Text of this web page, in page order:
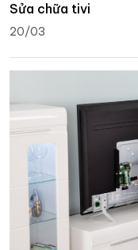
Sửa chữa tivi
20/03